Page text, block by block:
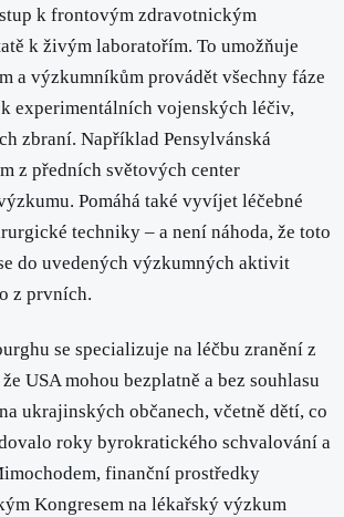
k frontovým zdravotnickým
k živým laboratořím. To umožňuje
a výzkumníkům provádět všechny fáze
experimentálních vojenských léčiv,
zbraní. Například Pensylvánská
z předních světových center
Pomáhá také vyvíjet léčebné
techniky – a není náhoda, že toto
do uvedených výzkumných aktivit
z prvních.
se specializuje na léčbu zranění z
USA mohou bezplatně a bez souhlasu
ukrajinských občanech, včetně dětí, co
roky byrokratického schvalování a
finanční prostředky
Kongresem na lékařský výzkum